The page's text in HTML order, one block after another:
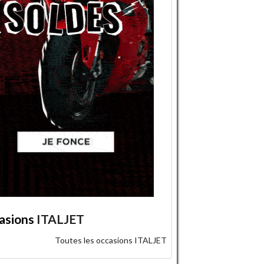
ITALJET
Toutes les occasions ITALJET